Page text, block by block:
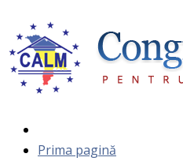
Prima pagină